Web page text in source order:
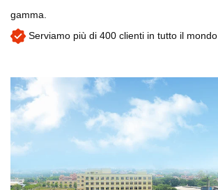
gamma.
Serviamo più di 400 clienti in tutto il mondo.